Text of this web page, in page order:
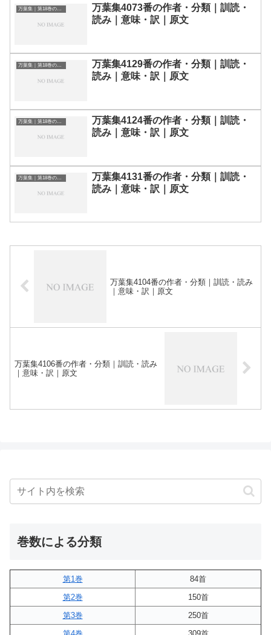
万葉集｜第18巻の和歌一覧
万葉集4073番の作者・分類｜訓読・
読み｜意味・訳｜原文
万葉集｜第18巻の和歌一覧
万葉集4129番の作者・分類｜訓読・
読み｜意味・訳｜原文
万葉集｜第18巻の和歌一覧
万葉集4124番の作者・分類｜訓読・
読み｜意味・訳｜原文
万葉集｜第18巻の和歌一覧
万葉集4131番の作者・分類｜訓読・
読み｜意味・訳｜原文
万葉集4104番の作者・分類｜訓読・読み
｜意味・訳｜原文
万葉集4106番の作者・分類｜訓読・読み
｜意味・訳｜原文
巻数による分類
第1巻
84首
第2巻
150首
第3巻
250首